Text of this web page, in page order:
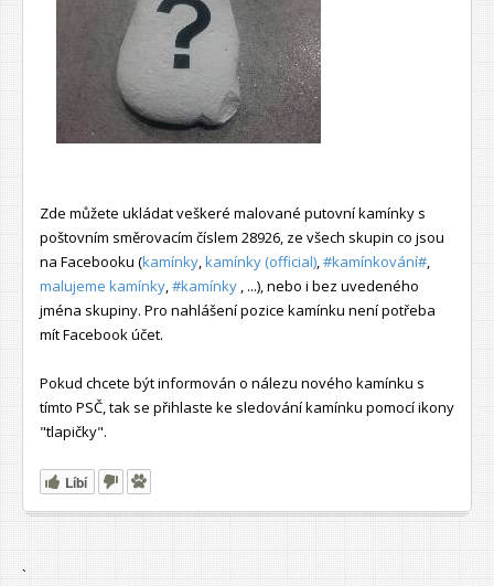
Zde můžete ukládat veškeré malované putovní kamínky s
poštovním směrovacím číslem 28926, ze všech skupin co jsou
na Facebooku (kamínky kamínky (official) #kamínkování#
malujeme kamínky #kamínky , ...), nebo i bez uvedeného
jména skupiny. Pro nahlášení pozice kamínku není potřeba
mít Facebook účet.
Pokud chcete být informován o nálezu nového kamínku s
tímto PSČ, tak se přihlaste ke sledování kamínku pomocí ikony
"tlapičky".
Líbí
`